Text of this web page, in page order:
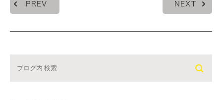
PREV NEXT